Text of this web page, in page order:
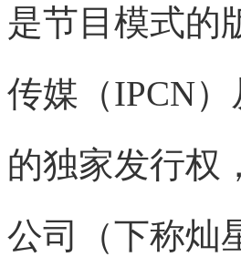
是节目模式的
传媒（IPCN
的独家发行权
公司（下称灿